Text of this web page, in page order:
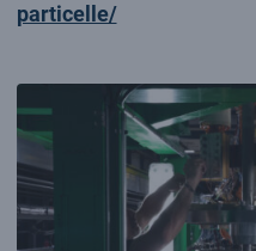
particelle/